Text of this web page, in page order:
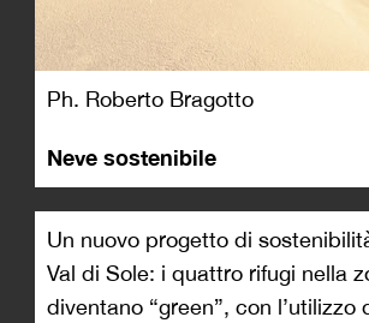
Ph. Roberto Bragotto
Neve sostenibile
Un nuovo progetto di
Val di Sole: i quattro rifugi nella
diventano “green”, con